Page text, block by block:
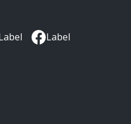
Label